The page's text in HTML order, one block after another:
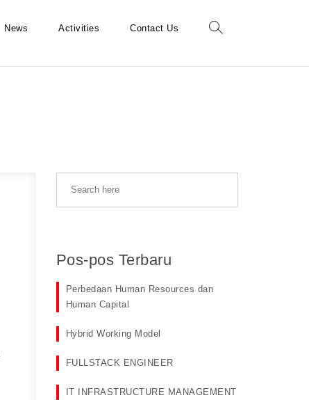
News Activities Contact Us
Pos-pos Terbaru
Perbedaan Human Resources dan
Human Capital
Hybrid Working Model
FULLSTACK ENGINEER
IT INFRASTRUCTURE MANAGEMENT